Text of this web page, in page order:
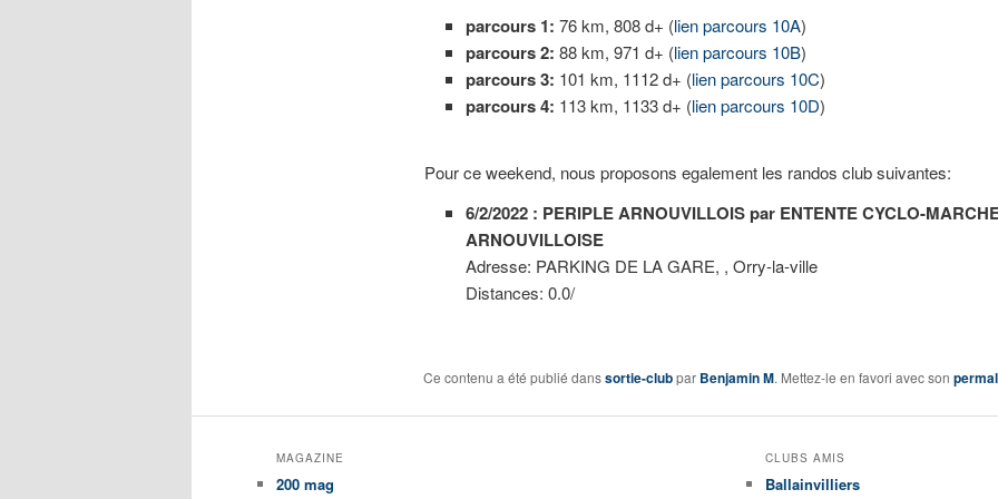
parcours 1: 76 km, 808 d+ (lien parcours 10A)
parcours 2: 88 km, 971 d+ (lien parcours 10B)
parcours 3: 101 km, 1112 d+ (lien parcours 10C)
parcours 4: 113 km, 1133 d+ (lien parcours 10D)
Pour ce weekend, nous proposons egalement les randos club suivantes:
6/2/2022 : PERIPLE ARNOUVILLOIS par ENTENTE CYCLO-
ARNOUVILLOISE
Adresse: PARKING DE LA GARE, , Orry-la-ville
Distances: 0.0/
Ce contenu a été publié danssortie-clubpar Benjamin M. Mettez-le en favori avec son
MAGAZINE
200 mag
CLUBS AMIS
Ballainvilliers